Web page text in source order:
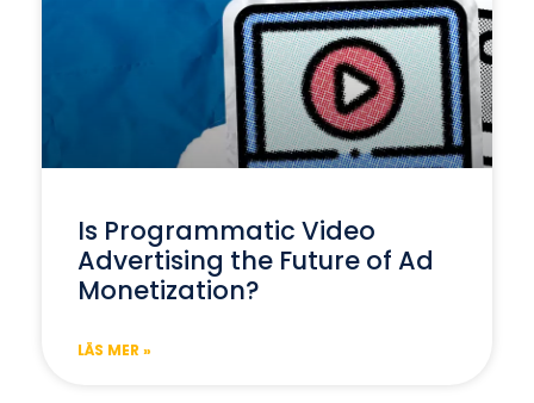
Is Programmatic Video
Advertising the Future of Ad
Monetization?
LÄS MER »